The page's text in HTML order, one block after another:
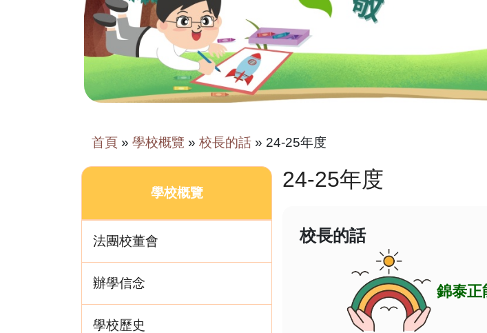
首頁 » 學校概覽 » 校長的話 » 24-25年度
學校概覽
法團校董會
辦學信念
學校歷史
24-25年度
校長的話
錦泰正